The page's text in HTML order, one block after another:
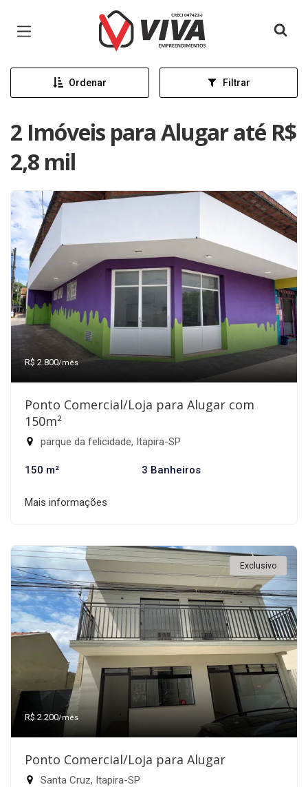
Página inicial
Ordenar Filtrar
2 Imóveis para Alugar até R$
2,8 mil
R$ 2.800/mês
Ponto Comercial/Loja para Alugar com
150m²
parque da felicidade, Itapira-SP
150 m² 3 Banheiros
Mais informações
Exclusivo
R$ 2.200/mês
Ponto Comercial/Loja para Alugar
Santa Cruz, Itapira-SP